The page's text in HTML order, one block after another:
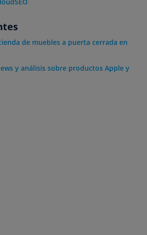
de muebles a puerta cerrada en
y análisis sobre productos Apple y